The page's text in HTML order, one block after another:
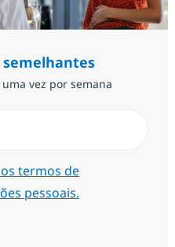
semelhantes
vez por semana
termos de
pessoais.